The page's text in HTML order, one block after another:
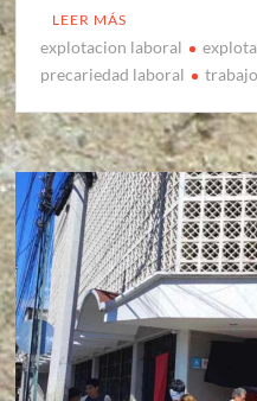
LEER MÁS
explotacion laboral
precariedad laboral